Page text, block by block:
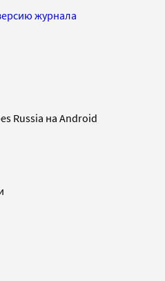
журнала
Russia на Android